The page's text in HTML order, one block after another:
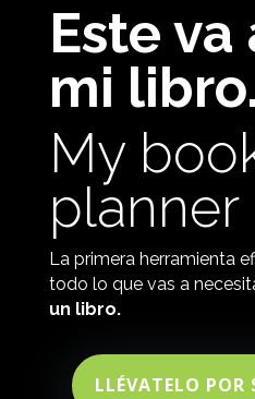
Este va
mi libro.
My
planner
La primera herramienta
todo lo que vas a
un libro.
LLÉVATELO